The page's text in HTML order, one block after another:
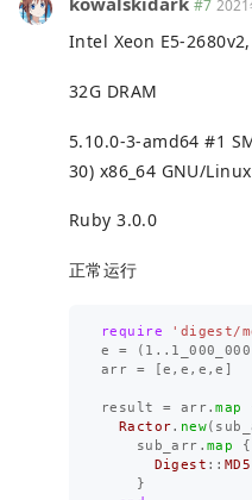
#7 2021
Intel Xeon E5-
32G DRAM
5.10.0-3-amd64 #1
30) x86_64 GNU/Linux
Ruby 3.0.0
正常运行
require
'digest/
e
= ( 1 .. 1_000_000
arr
= [e , e , e ,e ]
result = arr.map
Ractor. new(
sub_arr .map
{
Digest :: MD5
}